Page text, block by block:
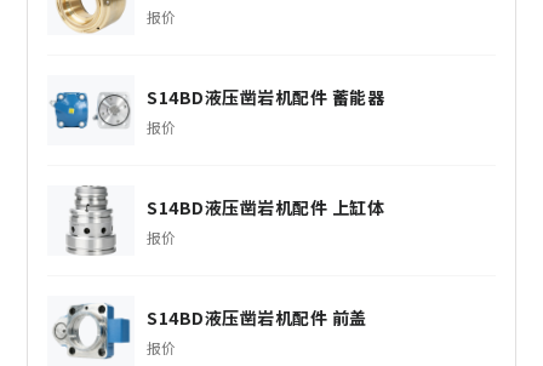
报价
S14BD液压凿岩机配件 蓄能器
报价
S14BD液压凿岩机配件 上缸体
报价
S14BD液压凿岩机配件 前盖
报价